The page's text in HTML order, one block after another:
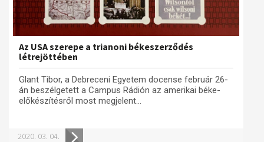
Az USA szerepe a trianoni békeszerződés
létrejöttében
Glant Tibor, a Debreceni Egyetem docense február 26-
án beszélgetett a Campus Rádión az amerikai béke-
előkészítésről most megjelent...
2020. 03. 04.